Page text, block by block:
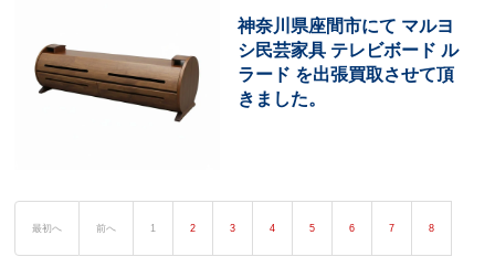
神奈川県座間市にて マルヨ
シ民芸家具 テレビボード ル
ラード を出張買取させて頂
きました。
最初へ 前へ 1 2 3 4 5 6 7 8